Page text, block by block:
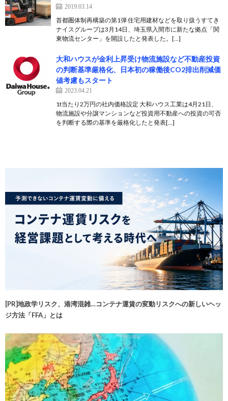
2019.03.14
首都圏体制再構築の第1弾 住宅用建材などを取り扱うすてき
ナイスグループは3月14日、埼玉県入間市に新たな拠点「関
東物流センター」を開設したと発表した。[…]
大和ハウスが金利上昇受け物流施設など不動産投資
の判断基準厳格化、日本初の稼働後CO2排出削減価
値考慮もスタート
2023.04.21
1t当たり2万円の社内価格設定 大和ハウス工業は4月21日、
物流施設や分譲マンションなど投資用不動産への投資の可否
を判断する際の基準を厳格化したと発表[…]
[PR]地政学リスク、港湾混雑…コンテナ運賃の変動リスクへの新しいヘッ
ジ方法「FFA」とは